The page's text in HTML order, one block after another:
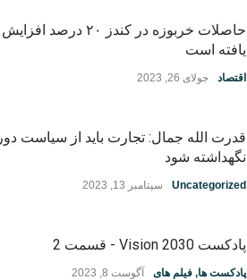
حاصلات خربوزه در کندز ۲۰ درصد افزایش
یافته است
اقتصاد جولای 26, 2023
قدرت الله جمال: تجارت باید از سیاست دور
نگهداشته شود
Uncategorized سپتامبر 13, 2023
پادکست Vision 2030 - قسمت 2
پادکست ها, فیلم های آگوست 8, 2023